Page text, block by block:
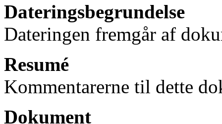
Dateringsbegrundelse
Dateringen fremgår af
Resumé
Kommentarerne til dette
Dokument